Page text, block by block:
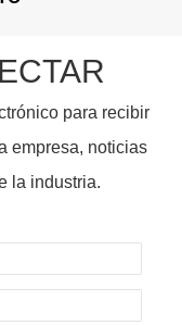
para recibir
empresa, noticias
la industria.